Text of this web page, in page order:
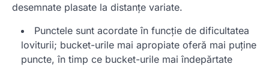
desemnate plasate la distanțe variate.
Punctele sunt acordate în funcție de dificultatea
loviturii; bucket-urile mai apropiate oferă mai puține
puncte, în timp ce bucket-urile mai îndepărtate